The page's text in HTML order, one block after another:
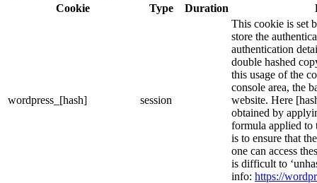
Cookie
Type Duration
wordpress_[hash] session
This cookie is set
store the
authentication
double hashed
this usage of the
console area, the
website. Here
obtained by
formula applied to
is to ensure that
one can access
is difficult to
info: https://